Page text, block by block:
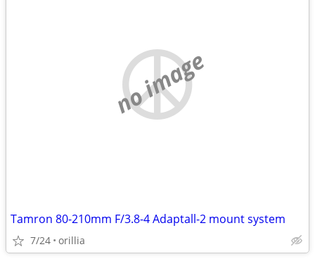
no image
Tamron 80-210mm F/3.8-4 Adaptall-2 mount system
7/24 orillia